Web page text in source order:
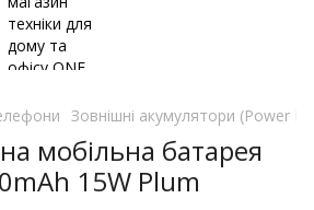
Зовнішні акумулятори (Power
мобільна батарея
15W Plum